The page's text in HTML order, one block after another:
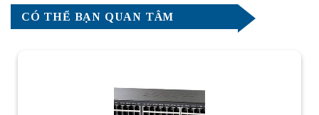
CÓ THỂ BẠN QUAN TÂM